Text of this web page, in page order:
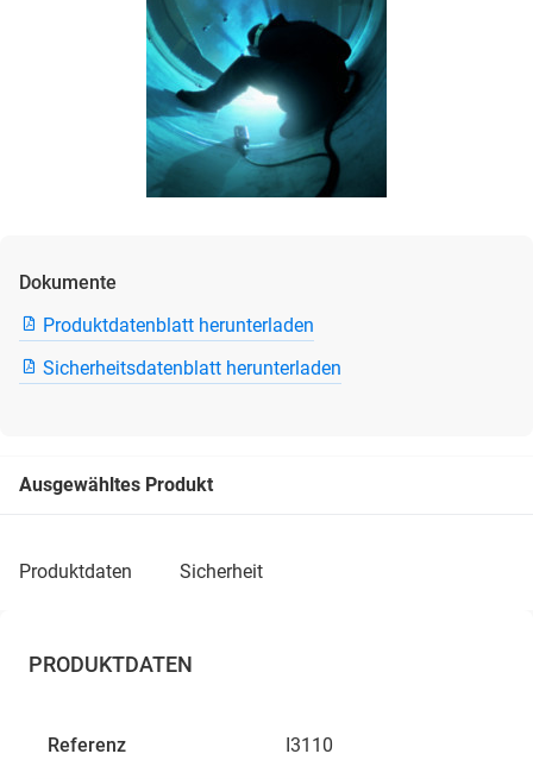
Dokumente
Produktdatenblatt herunterladen
Sicherheitsdatenblatt herunterladen
Ausgewähltes Produkt
produktdaten sicherheit
PRODUKTDATEN
Referenz I3110